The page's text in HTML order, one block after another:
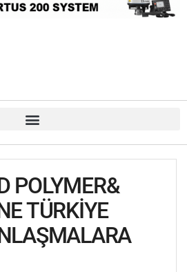
POLYMER&
TÜRKİYE